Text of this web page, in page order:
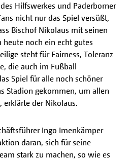
Hilfswerkes und Paderborner
nicht nur das Spiel versüßt,
Bischof Nikolaus mit seinen
noch ein echt gutes
steht für Fairness, Toleranz
die auch im Fußball
Spiel für alle noch schöner
Stadion gekommen, um allen
erklärte der Nikolaus.
Ingo Imenkämper
daran, sich für seine
stark zu machen, so wie es